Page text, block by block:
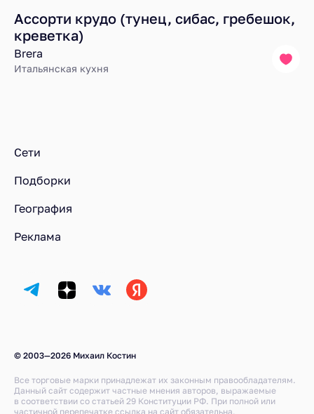
Ассорти крудо (тунец, сибас, гребешок,
креветка)
Brera
Итальянская кухня
© 2003—2026 Михаил Костин
Все торговые марки принадлежат их законным правообладателям.
Данный сайт содержит частные мнения авторов, выражаемые
в соответствии со статьей 29 Конституции РФ. При полной или
частичной перепечатке ссылка на сайт обязательна.
Сети
Подборки
География
Реклама